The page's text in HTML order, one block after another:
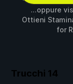
...oppure
Ottieni
for
Trucchi 14